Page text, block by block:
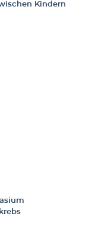
Kindern